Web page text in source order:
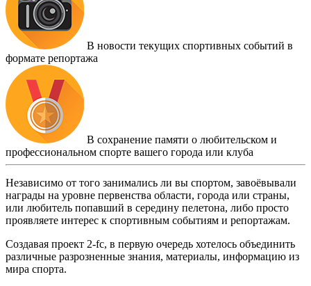
В новости текущих спортивных событий в
формате репортажа
В сохранение памяти о любительском и
профессиональном спорте вашего города или клуба
Независимо от того занимались ли вы спортом, завоёвывали
награды на уровне первенства области, города или страны,
или любитель попавший в середину пелетона, либо просто
проявляете интерес к спортивным событиям и репортажам.
Создавая проект 2-fc, в первую очередь хотелось объединить
различные разрозненные знания, материалы, информацию из
мира спорта.